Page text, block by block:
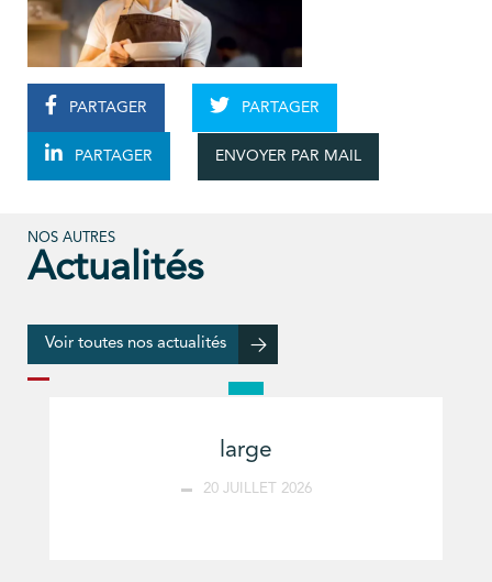
PARTAGER PARTAGER
PARTAGER ENVOYER PAR MAIL
NOS AUTRES
Actualités
Voir toutes nos actualités
large
20 JUILLET 2026